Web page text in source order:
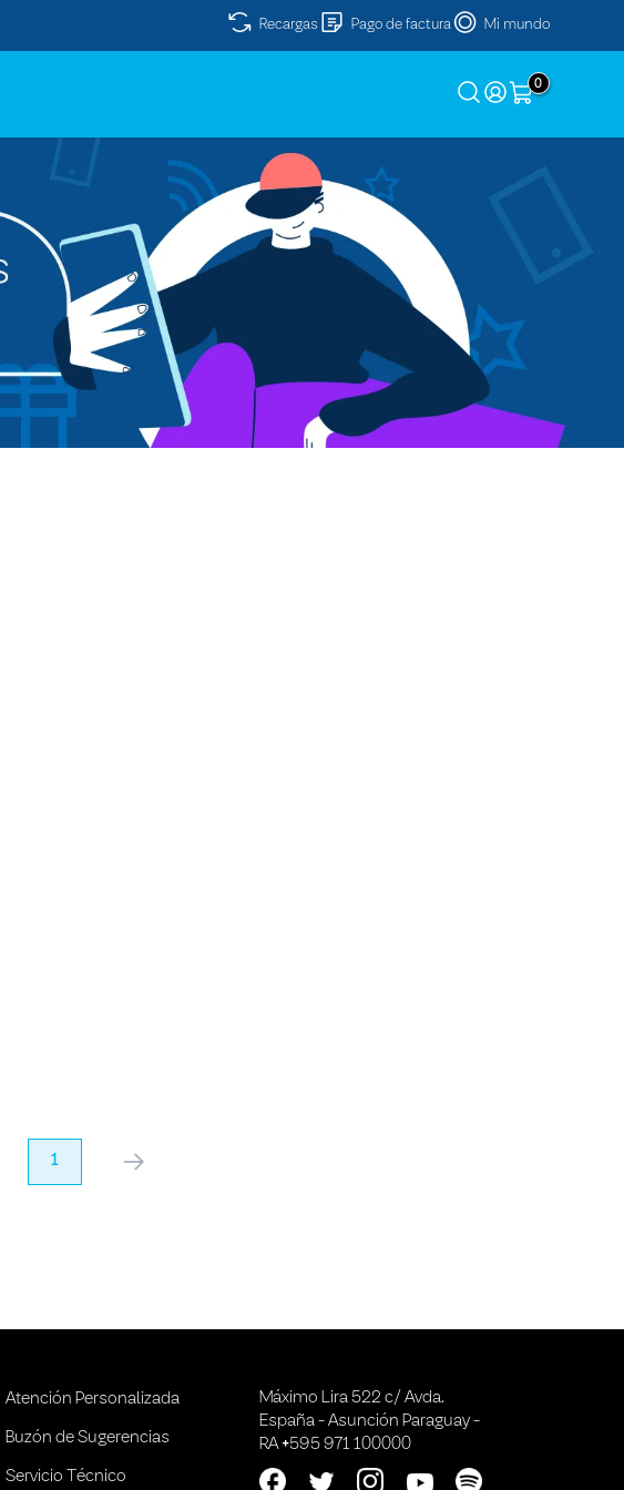
Recargas Pago de factura Mi mundo
0
1 próximo
Atención Personalizada
Buzón de Sugerencias
Servicio Técnico
Máximo Lira 522 c/ Avda.
España - Asunción Paraguay -
RA +595 971 100000